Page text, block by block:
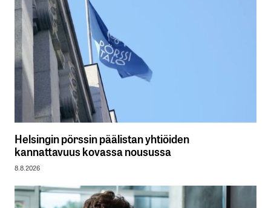
Helsingin pörssin päälistan yhtiöiden
kannattavuus kovassa nousussa
8.8.2026